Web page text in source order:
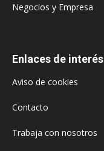
Negocios y Empresa
Enlaces de interés
Aviso de cookies
Contacto
Trabaja con nosotros